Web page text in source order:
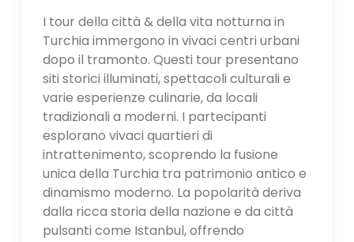
I tour della città & della vita notturna in
Turchia immergono in vivaci centri urbani
dopo il tramonto. Questi tour presentano
siti storici illuminati, spettacoli culturali e
varie esperienze culinarie, da locali
tradizionali a moderni. I partecipanti
esplorano vivaci quartieri di
intrattenimento, scoprendo la fusione
unica della Turchia tra patrimonio antico e
dinamismo moderno. La popolarità deriva
dalla ricca storia della nazione e da città
pulsanti come Istanbul, offrendo